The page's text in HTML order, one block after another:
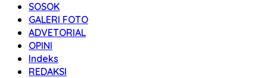
SOSOK
GALERI FOTO
ADVETORIAL
OPINI
Indeks
REDAKSI